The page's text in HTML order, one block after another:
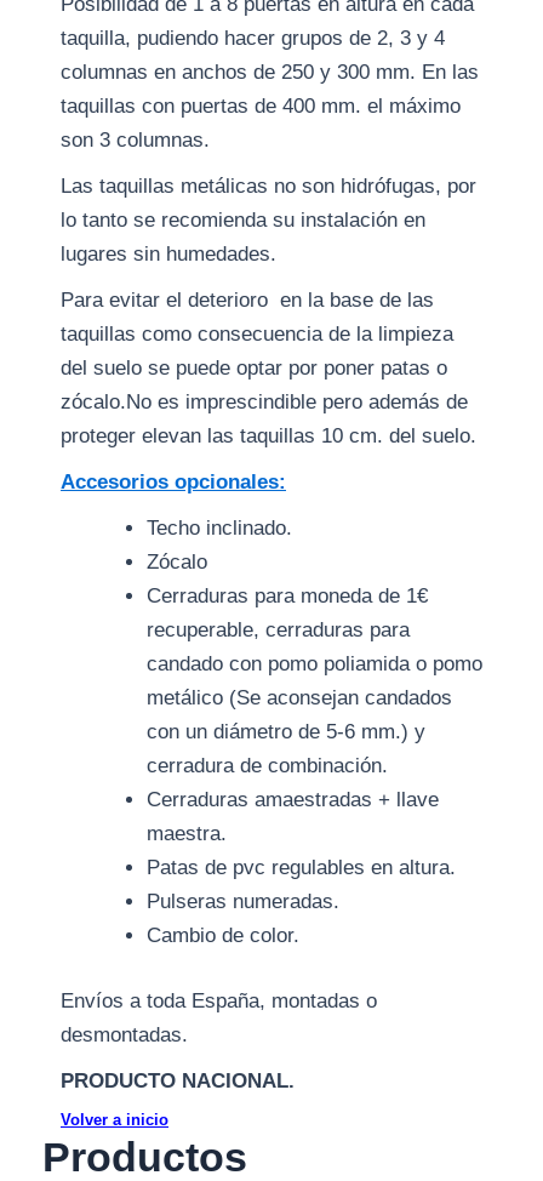
Posibilidad de 1 a 8 puertas en altura en cada
taquilla, pudiendo hacer grupos de 2, 3 y 4
columnas en anchos de 250 y 300 mm. En las
taquillas con puertas de 400 mm. el máximo
son 3 columnas.
Las taquillas metálicas no son hidrófugas, por
lo tanto se recomienda su instalación en
lugares sin humedades.
Para evitar el deterioro en la base de las
taquillas como consecuencia de la limpieza
del suelo se puede optar por poner patas o
zócalo.No es imprescindible pero además de
proteger elevan las taquillas 10 cm. del suelo.
Accesorios opcionales:
Techo inclinado.
Zócalo
Cerraduras para moneda de 1€
recuperable, cerraduras para
candado con pomo poliamida o pomo
metálico (Se aconsejan candados
con un diámetro de 5-6 mm.) y
cerradura de combinación.
Cerraduras amaestradas + llave
maestra.
Patas de pvc regulables en altura.
Pulseras numeradas.
Cambio de color.
Envíos a toda España, montadas o
desmontadas.
PRODUCTO NACIONAL.
Volver a inicio
Productos